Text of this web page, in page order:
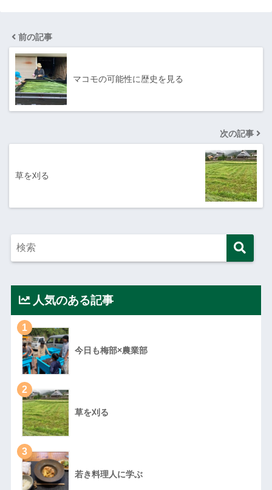
前の記事
マコモの可能性に歴史を見る
次の記事
草を刈る
人気のある記事
1
今日も梅部×農業部
2
草を刈る
3
若き料理人に学ぶ